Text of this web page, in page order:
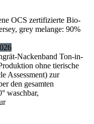
OCS zertifizierte Bio-
grey melange: 90%
Nackenband Ton-in-
ohne tierische
Assessment) zur
den gesamten
waschbar,